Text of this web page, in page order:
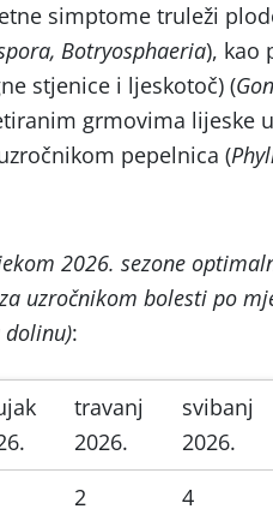
simptome truleži
Botryosphaeria), kao
stjenice i ljeskotoč) (
grmovima lijeske
pepelnica (
2026. sezone
uzročnikom bolesti po
dolinu):
travanj
2026.
svibanj
2026.
2 4